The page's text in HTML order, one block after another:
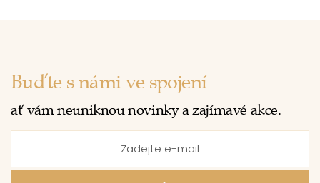
Buďte s námi ve spojení
ať vám neuniknou novinky a zajímavé akce.